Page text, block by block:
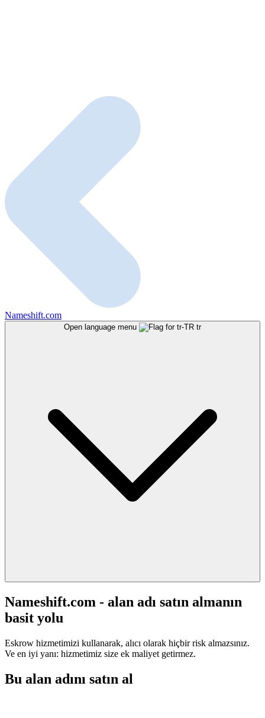
Nameshift.com
Open language menu tr
Nameshift.com - alan adı satın almanın
basit yolu
Eskrow hizmetimizi kullanarak, alıcı olarak hiçbir risk almazsınız.
Ve en iyi yanı: hizmetimiz size ek maliyet getirmez.
Bu alan adını satın al